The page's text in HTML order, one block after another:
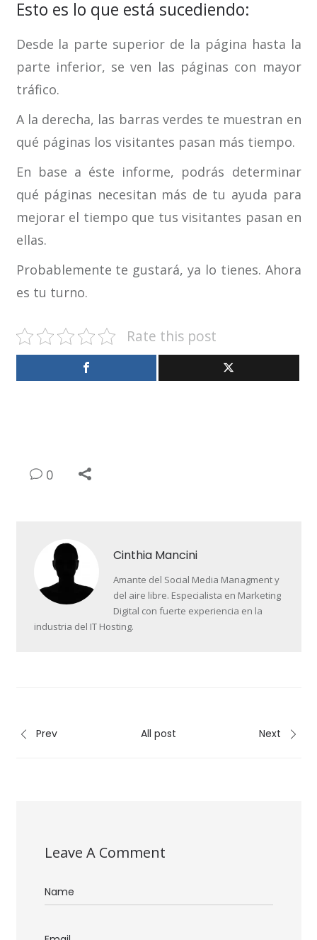
Esto es lo que está sucediendo:
Desde la parte superior de la página hasta la
parte inferior, se ven las páginas con mayor
tráfico.
A la derecha, las barras verdes te muestran en
qué páginas los visitantes pasan más tiempo.
En base a éste informe, podrás determinar
qué páginas necesitan más de tu ayuda para
mejorar el tiempo que tus visitantes pasan en
ellas.
Probablemente te gustará, ya lo tienes. Ahora
es tu turno.
Rate this post
0
Cinthia Mancini
Amante del Social Media Managment y
del aire libre. Especialista en Marketing
Digital con fuerte experiencia en la
industria del IT Hosting.
Prev All post Next
Leave A Comment